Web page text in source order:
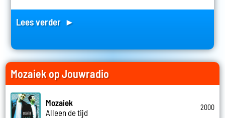
Lees verder ►
Mozaiek op Jouwradio
Mozaiek
Alleen de tijd
2000